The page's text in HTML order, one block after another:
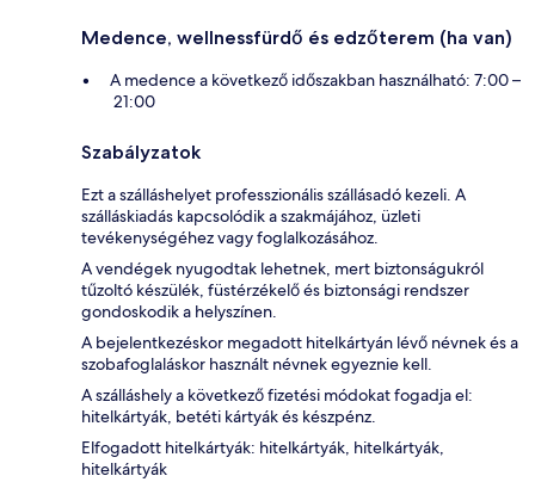
Medence, wellnessfürdő és edzőterem (ha van)
A medence a következő időszakban használható: 7:00 –
21:00
Szabályzatok
Ezt a szálláshelyet professzionális szállásadó kezeli. A
szálláskiadás kapcsolódik a szakmájához, üzleti
tevékenységéhez vagy foglalkozásához.
A vendégek nyugodtak lehetnek, mert biztonságukról
tűzoltó készülék, füstérzékelő és biztonsági rendszer
gondoskodik a helyszínen.
A bejelentkezéskor megadott hitelkártyán lévő névnek és a
szobafoglaláskor használt névnek egyeznie kell.
A szálláshely a következő fizetési módokat fogadja el:
hitelkártyák, betéti kártyák és készpénz.
Elfogadott hitelkártyák: hitelkártyák, hitelkártyák,
hitelkártyák